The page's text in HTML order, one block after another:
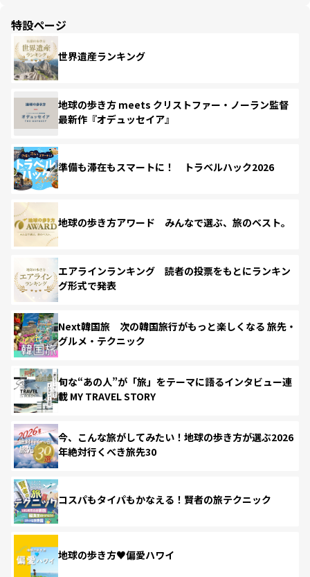
特設ページ
世界遺産ランキング
地球の歩き方 meets クリストファー・ノーラン監督
最新作『オデュッセイア』
準備も滞在もスマートに！ トラベルハック2026
地球の歩き方アワード みんなで選ぶ、旅のベスト。
エアラインランキング 読者の投票をもとにランキン
グ形式で発表
Next韓国旅 次の韓国旅行がもっと楽しくなる 旅先・
グルメ・テクニック
旬な“あの人”が「旅」をテーマに語るインタビュー連
載 MY TRAVEL STORY
今、こんな旅がしてみたい！地球の歩き方が選ぶ2026
年絶対行くべき旅先30
コスパもタイパもかなえる！賢者の旅テクニック
地球の歩き方♥偏愛ハワイ